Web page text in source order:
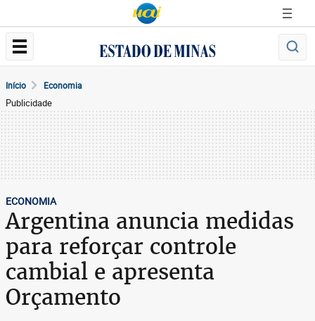
Início Economia
Publicidade
ECONOMIA
Argentina anuncia medidas
para reforçar controle
cambial e apresenta
Orçamento